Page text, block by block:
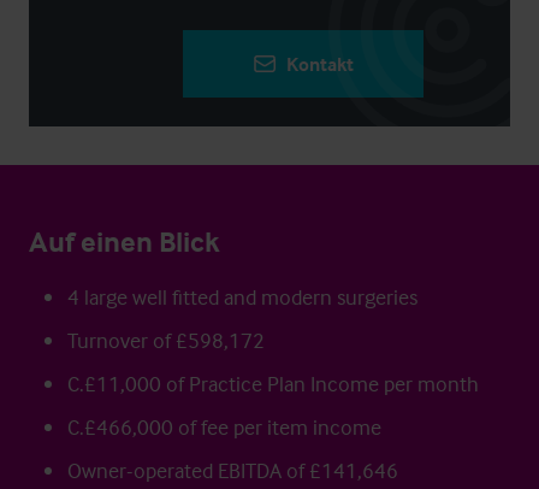
Kontakt
Auf einen Blick
4 large well fitted and modern surgeries
Turnover of £598,172
C.£11,000 of Practice Plan Income per month
C.£466,000 of fee per item income
Owner-operated EBITDA of £141,646